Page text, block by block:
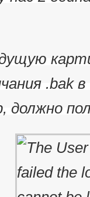
.bak
должно